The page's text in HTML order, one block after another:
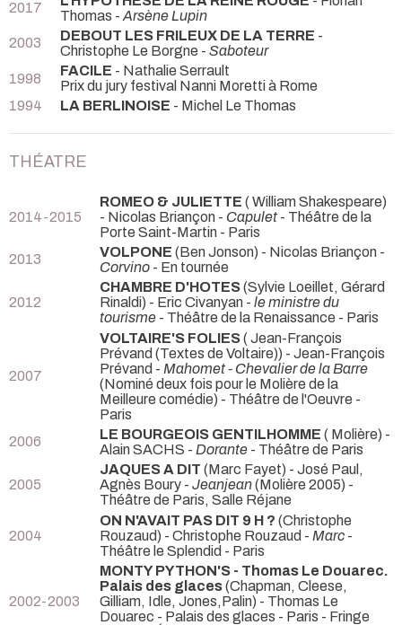
2017
Thomas - Arsène Lupin
2003
DEBOUT LES FRILEUX DE LA TERRE -
Christophe Le Borgne - Saboteur
1998
FACILE - Nathalie Serrault
Prix du jury festival Nanni Moretti à Rome
1994
LA BERLINOISE - Michel Le Thomas
THÉATRE
2014-2015
ROMEO & JULIETTE ( William Shakespeare)
- Nicolas Briançon - Capulet - Théâtre de la
Porte Saint-Martin - Paris
2013
VOLPONE (Ben Jonson) - Nicolas Briançon -
Corvino - En tournée
2012
CHAMBRE D'HOTES(Sylvie Loeillet, Gérard
Rinaldi) - Eric Civanyan - le ministre du
tourisme - Théâtre de la Renaissance - Paris
2007
VOLTAIRE'S FOLIES( Jean-François
Prévand (Textes de Voltaire)) - Jean-François
Prévand - Mahomet - Chevalier de la Barre
(Nominé deux fois pour le Molière de la
Meilleure comédie) - Théâtre de l'Oeuvre -
Paris
2006
LE BOURGEOIS GENTILHOMME ( Molière) -
Alain SACHS - Dorante - Théâtre de Paris
2005
JAQUES A DIT (Marc Fayet) - José Paul,
Agnès Boury - Jeanjean(Molière 2005) -
Théâtre de Paris, Salle Réjane
2004
ON N'AVAIT PAS DIT 9 H ? (Christophe
Rouzaud) - Christophe Rouzaud - Marc -
Théâtre le Splendid - Paris
2002-2003
MONTY PYTHON'S - Thomas Le Douarec.
Palais des glaces(Chapman, Cleese,
Gilliam, Idle, Jones,Palin) - Thomas Le
Douarec - Palais des glaces - Paris - Fringe